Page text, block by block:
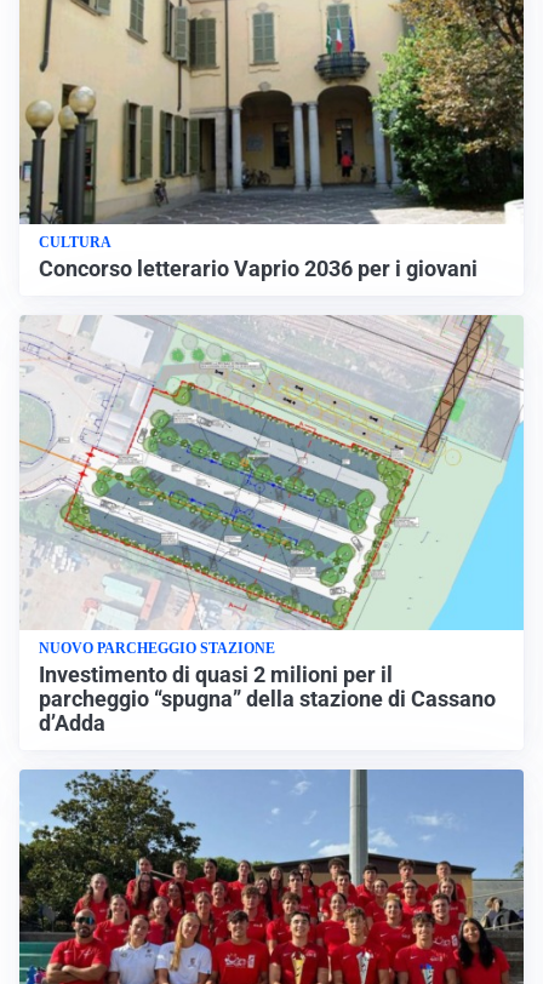
CULTURA
Concorso letterario Vaprio 2036 per i giovani
NUOVO PARCHEGGIO STAZIONE
Investimento di quasi 2 milioni per il
parcheggio “spugna” della stazione di Cassano
d’Adda